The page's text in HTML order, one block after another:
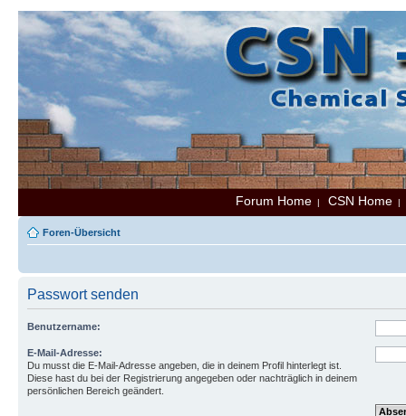
Forum Home | CSN Home
Foren-Übersicht
Passwort senden
Benutzername:
E-Mail-Adresse:
Du musst die E-Mail-Adresse angeben, die in deinem Profil hinterlegt ist.
Diese hast du bei der Registrierung angegeben oder nachträglich in deinem
persönlichen Bereich geändert.